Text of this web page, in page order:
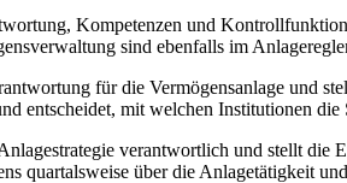
Kompetenzen und
sind ebenfalls im
für die Vermögensanlage und
entscheidet, mit welchen Institutionen
verantwortlich und stellt die
quartalsweise über die Anlagetätigkeit